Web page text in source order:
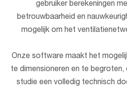
gebruiker berekeningen
betrouwbaarheid en
mogelijk om het
Onze software maakt het
te dimensioneren en te begroten,
studie een volledig technisch